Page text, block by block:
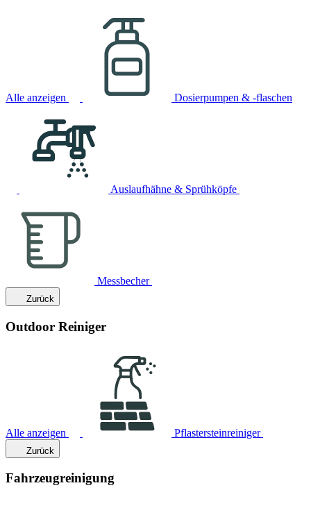
Alle anzeigen Dosierpumpen & -flaschen
Auslaufhähne & Sprühköpfe
Messbecher
Zurück
Outdoor Reiniger
Alle anzeigen Pflastersteinreiniger
Zurück
Fahrzeugreinigung